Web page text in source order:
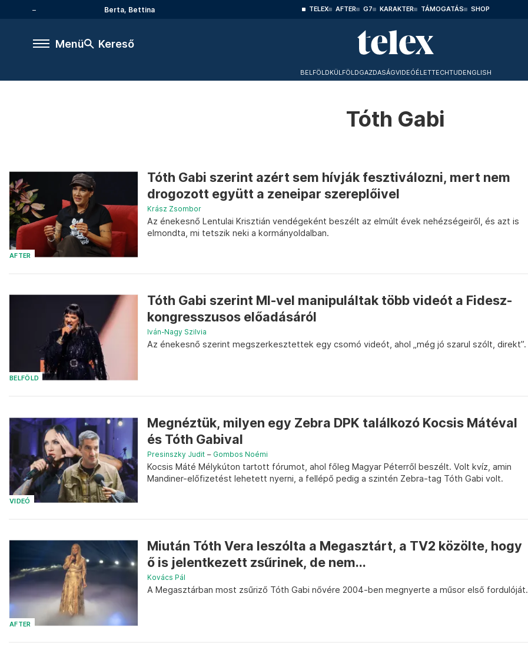
Berta, Bettina TELEX AFTER G7 KARAKTER TÁMOGATÁS SHOP
Menü Kereső
BELFÖLDKÜLFÖLDGAZDASÁGVIDEÓÉLETTECHTUDENGLISH
Tóth Gabi
AFTER
Tóth Gabi szerint azért sem hívják fesztiválozni, mert nem
drogozott együtt a zeneipar szereplőivel
Krász Zsombor
Az énekesnő Lentulai Krisztián vendégeként beszélt az elmúlt évek nehézségeiről, és azt is
elmondta, mi tetszik neki a kormányoldalban.
BELFÖLD
Tóth Gabi szerint MI-vel manipuláltak több videót a Fidesz-
kongresszusos előadásáról
Iván-Nagy Szilvia
Az énekesnő szerint megszerkesztettek egy csomó videót, ahol „még jó szarul szólt, direkt”.
VIDEÓ
Megnéztük, milyen egy Zebra DPK találkozó Kocsis Mátéval
és Tóth Gabival
Presinszky Judit – Gombos Noémi
Kocsis Máté Mélykúton tartott fórumot, ahol főleg Magyar Péterről beszélt. Volt kvíz, amin
Mandiner-előfizetést lehetett nyerni, a fellépő pedig a szintén Zebra-tag Tóth Gabi volt.
AFTER
Miután Tóth Vera leszólta a Megasztárt, a TV2 közölte, hogy
ő is jelentkezett zsűrinek, de nem...
Kovács Pál
A Megasztárban most zsűriző Tóth Gabi nővére 2004-ben megnyerte a műsor első fordulóját.